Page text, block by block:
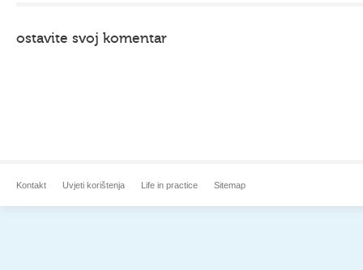
ostavite svoj komentar
Kontakt Uvjeti korištenja Life in practice Sitemap